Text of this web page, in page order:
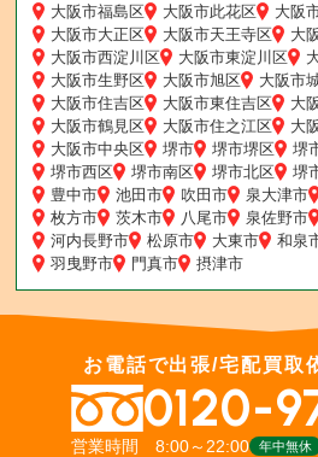
大阪市福島区
大阪市此花区 大阪
大阪市大正区
大阪市天王寺区
大
大阪市西淀川区
大阪市東淀川区
大阪市生野区
大阪市旭区 大阪市
大阪市住吉区
大阪市東住吉区 大
大阪市鶴見区
大阪市住之江区 大
大阪市中央区
堺市 堺市堺区 堺
堺市西区
堺市南区 堺市北区 堺
豊中市
池田市 吹田市 泉大津市
枚方市
茨木市 八尾市 泉佐野市
河内長野市
松原市 大東市 和泉
羽曳野市
門真市 摂津市
お電話で出張/宅配買取
0120-
営業時間 8:00～22:00 年中無休